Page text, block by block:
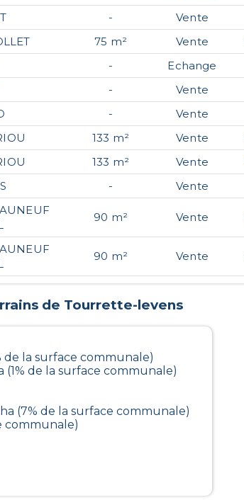
- Vente
75 m² Vente
- Echange
- Vente
- Vente
133 m² Vente
133 m² Vente
- Vente
90 m² Vente
90 m² Vente
de Tourrette-levens
de la surface communale)
(1% de la surface communale)
ha (7% de la surface communale)
communale)